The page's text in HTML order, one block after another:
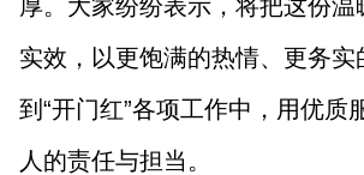
厚。大家纷纷表示，将把这份温
实效，以更饱满的热情、更务实
到“开门红”各项工作中，用优质
人的责任与担当。